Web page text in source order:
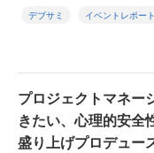
デブサミ イベントレポート
プロジェクトマネー
きたい、心理的安全
盛り上げプロデュー